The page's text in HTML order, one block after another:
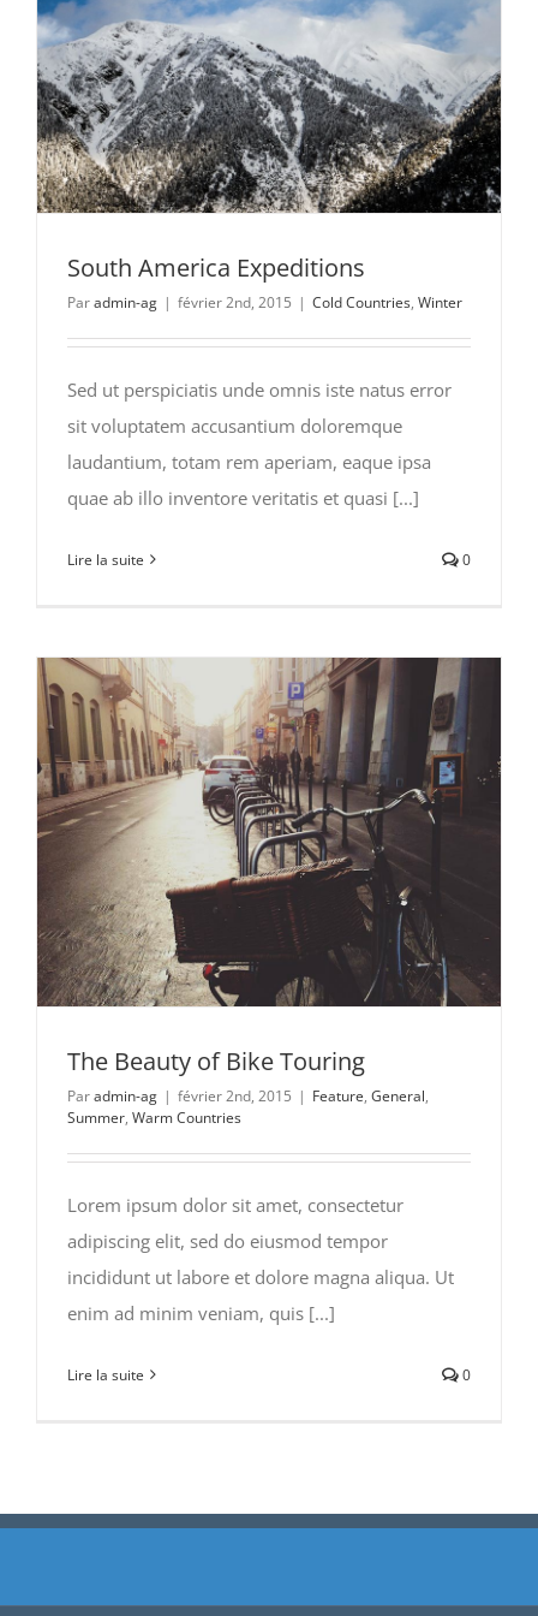
South America Expeditions
Paradmin-ag | février 2nd, 2015 | Cold Countries, Winter
Sed ut perspiciatis unde omnis iste natus error
sit voluptatem accusantium doloremque
laudantium, totam rem aperiam, eaque ipsa
quae ab illo inventore veritatis et quasi [...]
Lire la suite 0
The Beauty of Bike Touring
Paradmin-ag | février 2nd, 2015 | Feature, General,
Summer, Warm Countries
Lorem ipsum dolor sit amet, consectetur
adipiscing elit, sed do eiusmod tempor
incididunt ut labore et dolore magna aliqua. Ut
enim ad minim veniam, quis [...]
Lire la suite 0